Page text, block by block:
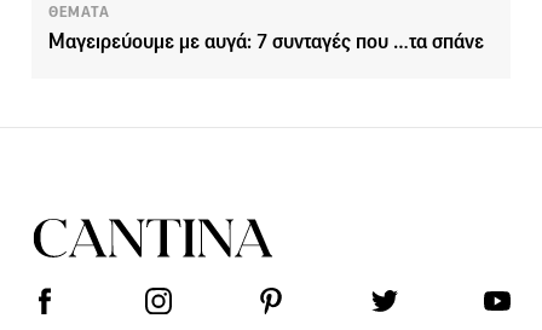
ΘΕΜΑΤΑ
Μαγειρεύουμε με αυγά: 7 συνταγές που …τα σπάνε